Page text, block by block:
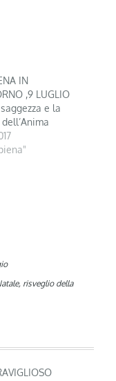
IN
,9 LUGLIO
saggezza e la
, risveglio della